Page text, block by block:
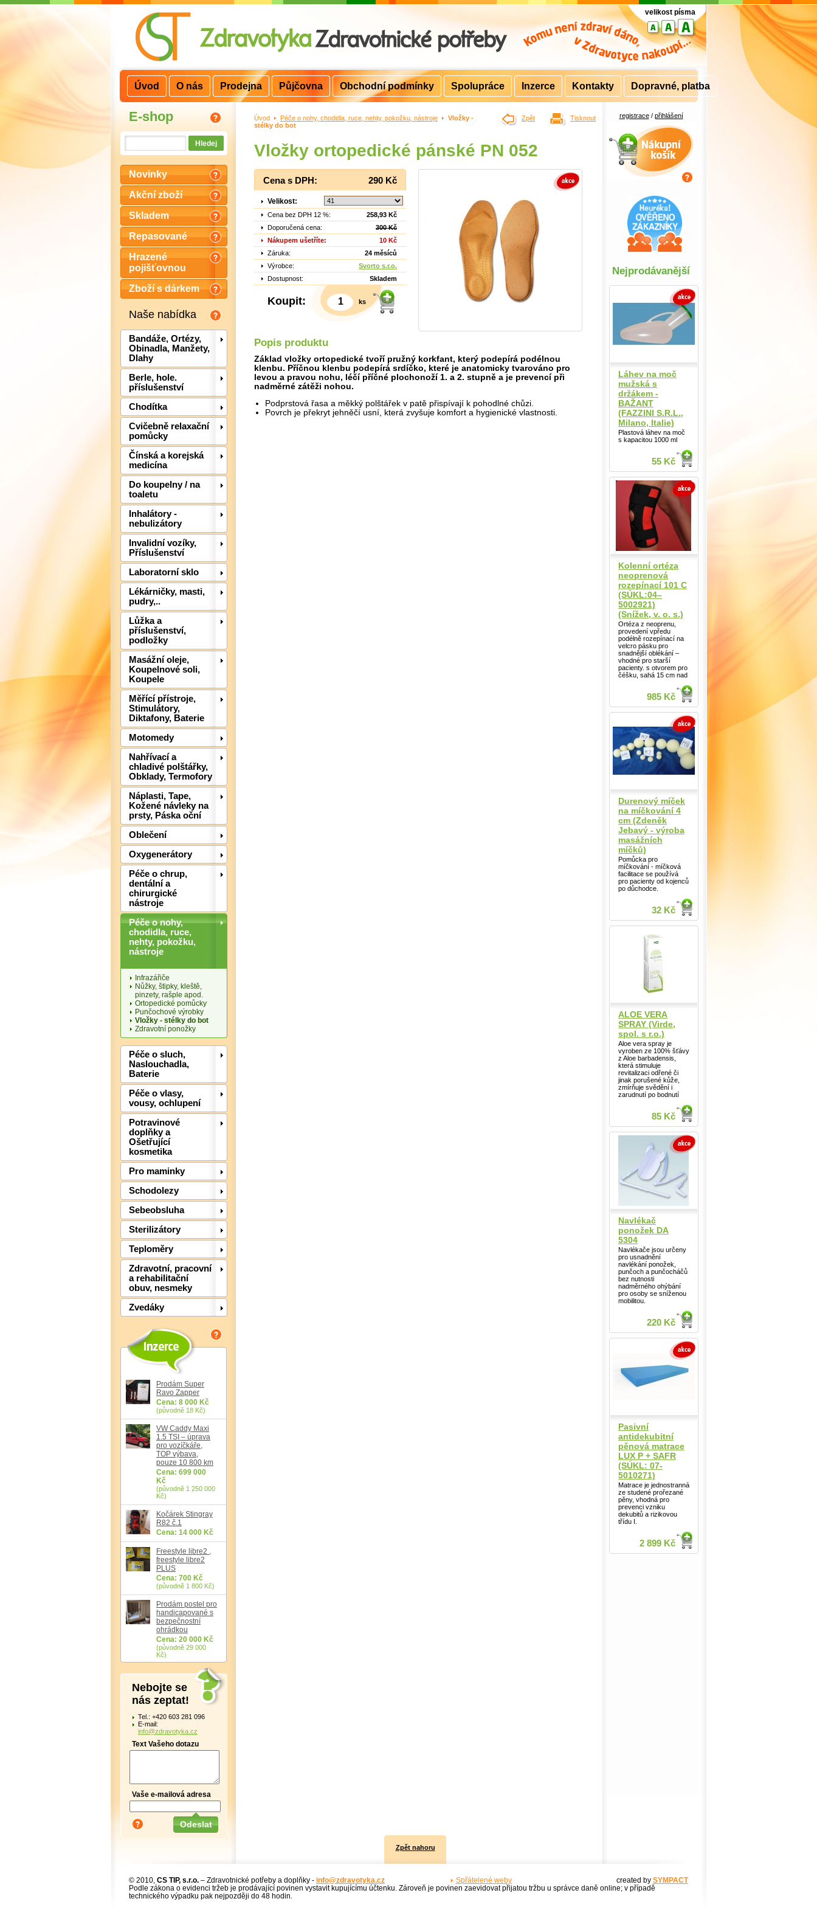
E-shop
Novinky
Akční zboží
Skladem
Repasované
Hrazené
pojišťovnou
Zboží s dárkem
Naše nabídka
Bandáže, Ortézy,
Obinadla, Manžety,
Dlahy
Berle, hole.
příslušenství
Chodítka
Cvičebně relaxační
pomůcky
Čínská a korejská
medicína
Do koupelny / na
toaletu
Inhalátory -
nebulizátory
Invalidní vozíky,
Příslušenství
Laboratorní sklo
Lékárničky, masti,
pudry,..
Lůžka a
příslušenství,
podložky
Masážní oleje,
Koupelnové soli,
Koupele
Měřící přístroje,
Stimulátory,
Diktafony, Baterie
Motomedy
Nahřívací a
chladivé polštářky,
Obklady, Termofory
Náplasti, Tape,
Kožené návleky na
prsty, Páska oční
Oblečení
Oxygenerátory
Péče o chrup,
dentální a
chirurgické
nástroje
Péče o nohy,
chodidla, ruce,
nehty, pokožku,
nástroje
Infrazářiče
Nůžky, štipky, kleště,
pinzety, rašple apod.
Ortopedické pomůcky
Punčochové výrobky
Vložky - stélky do bot
Zdravotní ponožky
Péče o sluch,
Naslouchadla,
Baterie
Péče o vlasy,
vousy, ochlupení
Potravinové
doplňky a
Ošetřující
kosmetika
Pro maminky
Schodolezy
Sebeobsluha
Sterilizátory
Teploměry
Zdravotní, pracovní
a rehabilitační
obuv, nesmeky
Zvedáky
Prodám Super
Ravo Zapper
Cena: 8 000 Kč
(původně 18 Kč)
VW Caddy Maxi
1.5 TSI – úprava
pro vozíčkáře,
TOP výbava,
pouze 10 800 km
Cena: 699 000
Kč
(původně 1 250 000
Kč)
Kočárek Stingray
R82 č.1
Cena: 14 000 Kč
Freestyle libre2 ,
freestyle libre2
PLUS
Cena: 700 Kč
(původně 1 800 Kč)
Prodám postel pro
handicapované s
bezpečnostní
ohrádkou
Cena: 20 000 Kč
(původně 29 000
Kč)
Nebojte se
nás zeptat!
Tel.: +420 603 281 096
E-mail:
info@zdravotyka.cz
Text Vašeho dotazu
Vaše e-mailová adresa
Úvod > Péče o nohy, chodidla, ruce, nehty, pokožku, nástroje > Vložky -
stélky do bot
Vložky ortopedické pánské PN 052
Cena s DPH: 290 Kč
Velikost:
Cena bez DPH 12 %:
258,93 Kč
Doporučená cena:
300 Kč
Nákupem ušetříte:
10 Kč
Záruka:
24 měsíců
Výrobce:
Svorto s.r.o.
Dostupnost:
Skladem
Koupit: ks
Popis produktu
Základ vložky ortopedické tvoří pružný korkfant, který podepírá podélnou
klenbu. Příčnou klenbu podepírá srdíčko, které je anatomicky tvarováno pro
levou a pravou nohu, léčí příčné plochonoží 1. a 2. stupně a je prevencí při
nadměrné zátěži nohou.
Podprstová řasa a měkký polštářek v patě přispívají k pohodlné chůzi.
Povrch je překryt jehněčí usní, která zvyšuje komfort a hygienické vlastnosti.
registrace/ přihlášení
Nákupní košík
velikost písma
Tisknout
Zpět
Nejprodávanější
Láhev na moč
mužská s
držákem -
BAŽANT
(FAZZINI S.R.L.,
Milano, Italie)
Plastová láhev na moč
s kapacitou 1000 ml
55 Kč
Kolenní ortéza
neoprenová
rozepínací 101 C
(SÚKL:04–
5002921)
(Snížek, v. o. s.)
Ortéza z neoprenu,
provedení vpředu
podélně rozepínací na
velcro pásku pro
snadnější oblékání –
vhodné pro starší
pacienty. s otvorem pro
čéšku, sahá 15 cm nad
985 Kč
Durenový míček
na míčkování 4
cm (Zdeněk
Jebavý - výroba
masážních
míčků)
Pomůcka pro
míčkování - míčková
facilitace se používá
pro pacienty od kojenců
po důchodce.
32 Kč
ALOE VERA
SPRAY (Virde,
spol. s r.o.)
Aloe vera spray je
vyroben ze 100% šťávy
z Aloe barbadensis,
která stimuluje
revitalizaci odřené či
jinak porušené kůže,
zmírňuje svědění i
zarudnutí po bodnutí
85 Kč
Navlékač
ponožek DA
5304
Navlékače jsou určeny
pro usnadnění
navlékání ponožek,
punčoch a punčocháčů
bez nutnosti
nadměrného ohýbání
pro osoby se sníženou
mobilitou.
220 Kč
Pasivní
antidekubitní
pěnová matrace
LUX P + SAFR
(SÚKL: 07-
5010271)
Matrace je jednostranná
ze studené prořezané
pěny, vhodná pro
prevenci vzniku
dekubitů a rizikovou
třídu I.
2 899 Kč
Úvod O nás Prodejna Půjčovna Obchodní podmínky Spolupráce Inzerce Kontakty Dopravné, platba
Zpět nahoru
© 2010, CS TIP, s.r.o. – Zdravotnické potřeby a doplňky - info@zdravotyka.cz created by SYMPACT
Podle zákona o evidenci tržeb je prodávající povinen vystavit kupujícímu účtenku. Zároveň je povinen zaevidovat přijatou tržbu u správce daně online; v případě
technického výpadku pak nejpozději do 48 hodin.
Spřátelené weby